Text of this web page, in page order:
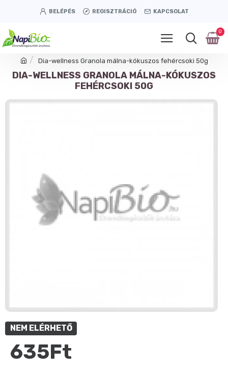
BELÉPÉS REGISZTRÁCIÓ KAPCSOLAT
0
Dia-wellness Granola málna-kókuszos fehércsoki 50g
DIA-WELLNESS GRANOLA MÁLNA-KÓKUSZOS
FEHÉRCSOKI 50G
NEM ELÉRHETŐ
635Ft